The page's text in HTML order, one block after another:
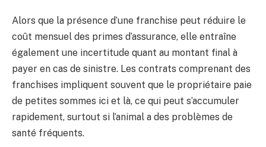
Alors que la présence d’une franchise peut réduire le
coût mensuel des primes d’assurance, elle entraîne
également une incertitude quant au montant final à
payer en cas de sinistre. Les contrats comprenant des
franchises impliquent souvent que le propriétaire paie
de petites sommes ici et là, ce qui peut s’accumuler
rapidement, surtout si l’animal a des problèmes de
santé fréquents.